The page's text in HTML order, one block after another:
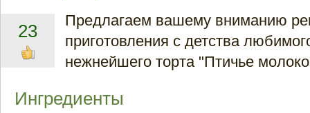
23
Предлагаем вашему вниманию
приготовления с детства
нежнейшего торта "Птичье
Ингредиенты